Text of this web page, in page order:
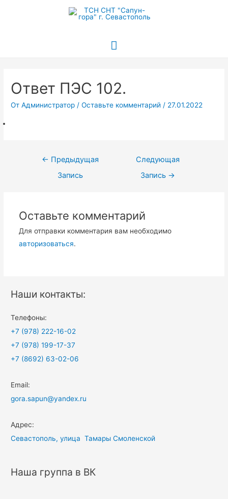
Главное
Ответ ПЭС 102.
От Администратор /Оставьте комментарий / 27.01.2022
Навигация
← Предыдущая
Запись
Следующая
Запись →
Оставьте комментарий
Для отправки комментария вам необходимо
авторизоваться.
Наши контакты:
Телефоны:
+7 (978) 222-16-02
+7 (978) 199-17-37
+7 (8692) 63-02-06
Email:
gora.sapun@yandex.ru
Адрес:
Севастополь, улица Тамары Смоленской
Наша группа в ВК